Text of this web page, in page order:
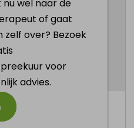
by Postads.
| Cookies aanpassen
nu wel naar de
of gaat
zelf over? Bezoek
voor
advies.